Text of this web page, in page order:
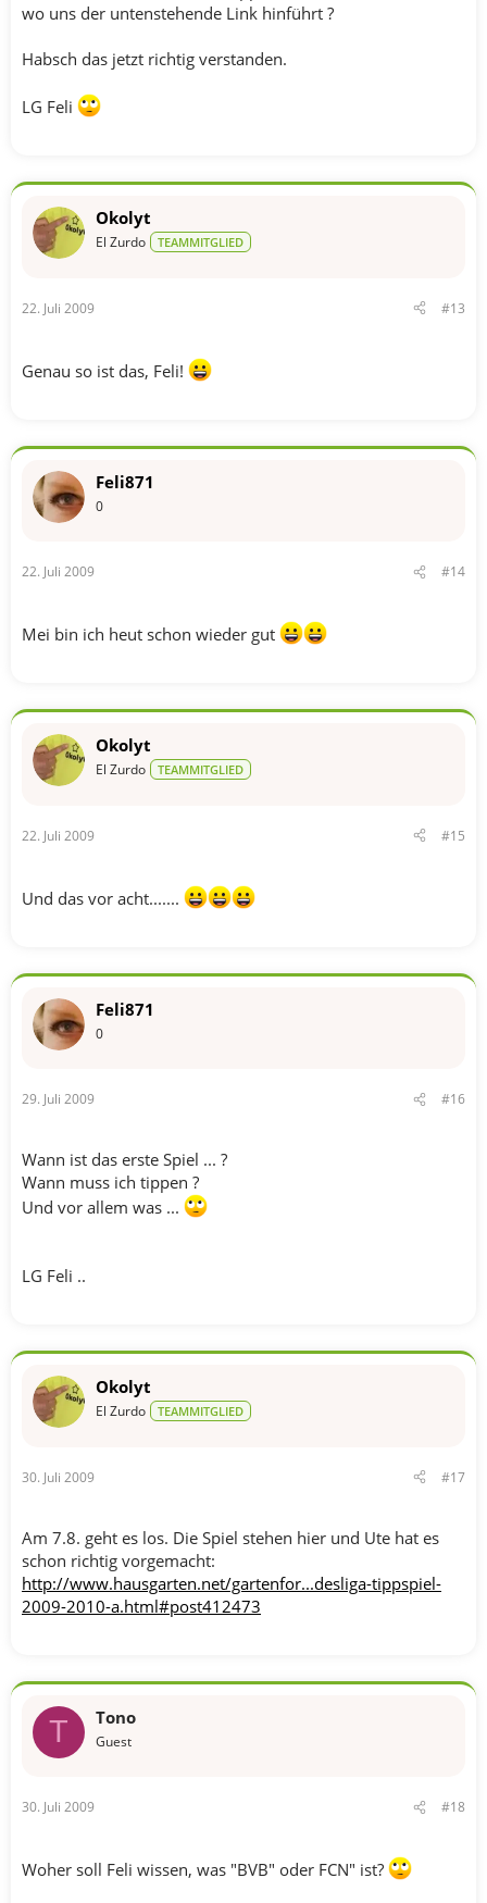
wo uns der untenstehende Link hinführt ?
Habsch das jetzt richtig verstanden.
LG Feli
Okolyt
El Zurdo TEAMMITGLIED
22. Juli 2009 #13
Genau so ist das, Feli!
Feli871
0
22. Juli 2009 #14
Mei bin ich heut schon wieder gut
Okolyt
El Zurdo TEAMMITGLIED
22. Juli 2009 #15
Und das vor acht.......
Feli871
0
29. Juli 2009 #16
Wann ist das erste Spiel ... ?
Wann muss ich tippen ?
Und vor allem was ...
LG Feli ..
Okolyt
El Zurdo TEAMMITGLIED
30. Juli 2009 #17
Am 7.8. geht es los. Die Spiel stehen hier und Ute hat es
schon richtig vorgemacht:
http://www.hausgarten.net/gartenfor...desliga-tippspiel-
2009-2010-a.html#post412473
T Tono
Guest
30. Juli 2009 #18
Woher soll Feli wissen, was "BVB" oder FCN" ist?